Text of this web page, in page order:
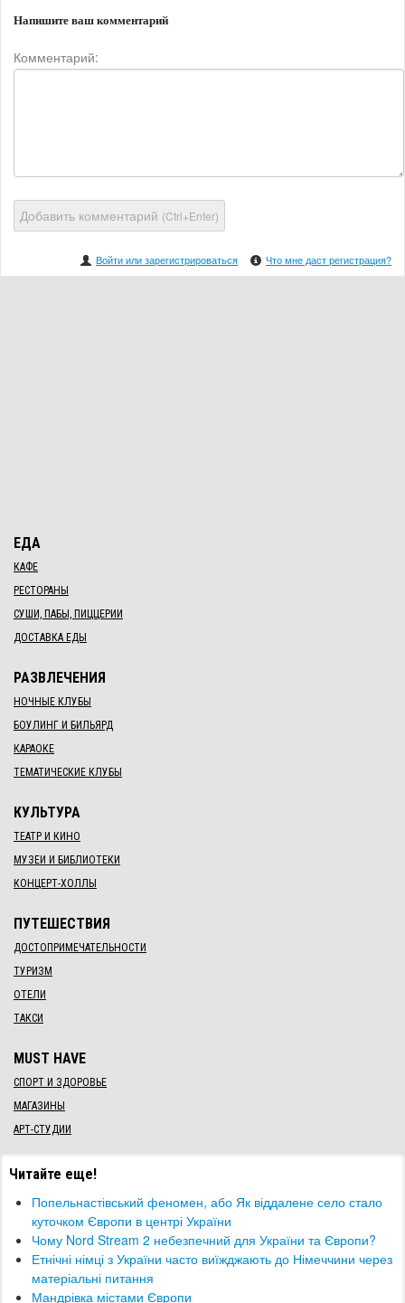
Напишите ваш комментарий
Комментарий:
Добавить комментарий (Ctrl+Enter)
Войти или зарегистрироваться Что мне даст регистрация?
ЕДА
КАФЕ
РЕСТОРАНЫ
СУШИ, ПАБЫ, ПИЦЦЕРИИ
ДОСТАВКА ЕДЫ
РАЗВЛЕЧЕНИЯ
НОЧНЫЕ КЛУБЫ
БОУЛИНГ И БИЛЬЯРД
КАРАОКЕ
ТЕМАТИЧЕСКИЕ КЛУБЫ
КУЛЬТУРА
ТЕАТР И КИНО
МУЗЕИ И БИБЛИОТЕКИ
КОНЦЕРТ-ХОЛЛЫ
ПУТЕШЕСТВИЯ
ДОСТОПРИМЕЧАТЕЛЬНОСТИ
ТУРИЗМ
ОТЕЛИ
ТАКСИ
MUST HAVE
СПОРТ И ЗДОРОВЬЕ
МАГАЗИНЫ
АРТ-СТУДИИ
Читайте еще!
​Попельнастівський феномен, або Як віддалене село стало
куточком Європи в центрі України
Чому Nord Stream 2 небезпечний для України та Європи?
​Етнічні німці з України часто виїжджають до Німеччини через
матеріальні питання
Мандрівка містами Європи